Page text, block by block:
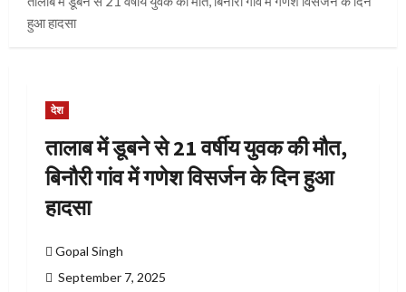
हुआ हादसा
देश
तालाब में डूबने से 21 वर्षीय युवक की मौत,
बिनौरी गांव में गणेश विसर्जन के दिन हुआ
हादसा
Gopal Singh
September 7, 2025